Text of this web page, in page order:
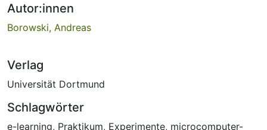
Autor:innen
Borowski, Andreas
Verlag
Universität Dortmund
Schlagwörter
e-learning, Praktikum, Experimente, microcomputer-